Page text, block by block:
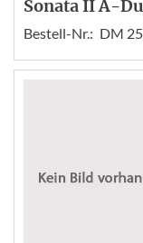
Sonata II A-
Bestell-Nr.: DM